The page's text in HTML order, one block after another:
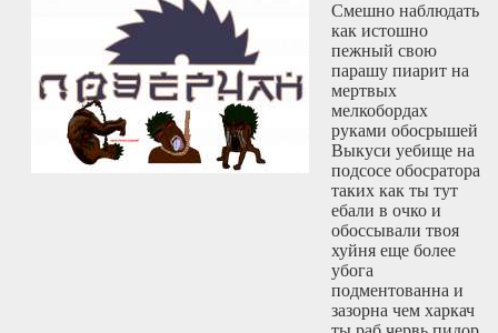
Смешно наблюдать
как истошно
пежный свою
парашу пиарит на
мертвых
мелкобордах
руками обосрышей
Выкуси уебище на
подсосе обосратора
таких как ты тут
ебали в очко и
обоссывали твоя
хуйня еще более
убога
подментованна и
зазорна чем харкач